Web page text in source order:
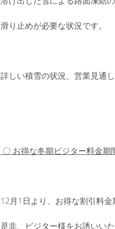
滑り止めが必要な状況です。
詳しい積雪の状況、営業見通
〇 お得な冬期ビジター料金期
12月1日より、お得な割引料金
是非、ビジター様をお誘いい